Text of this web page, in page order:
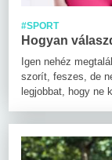
#SPORT
Hogyan
Igen nehéz
szorít, feszes, de
legjobbat, hogy ne